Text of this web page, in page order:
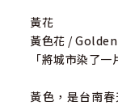
黃花
黃色花 /
「將城市染了一
黃色，是台南